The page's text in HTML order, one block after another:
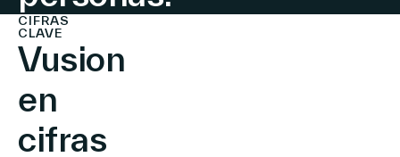
CIFRAS
CLAVE
Vusion
en
cifras